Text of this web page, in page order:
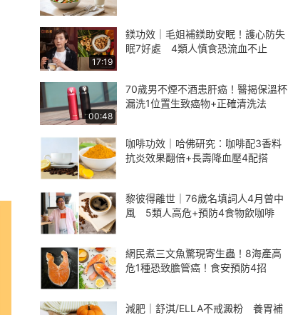
17:19
鎂功效｜毛姐補鎂助安眠！護心防失
眠7好處 4類人慎食恐流血不止
00:48
70歲男不煙不酒患肝癌！醫揭保溫杯
漏洗1位置生致癌物+正確清洗法
咖啡功效｜哈佛研究：咖啡配3香料
抗炎效果翻倍+長壽降血壓4配搭
黎彼得離世｜76歲名填詞人4月曾中
風 5類人高危+預防4食物飲咖啡
網民煮三文魚驚現寄生蟲！8海產高
危1種恐致膽管癌！食安預防4招
減肥｜舒淇/ELLA不戒澱粉 養胃補